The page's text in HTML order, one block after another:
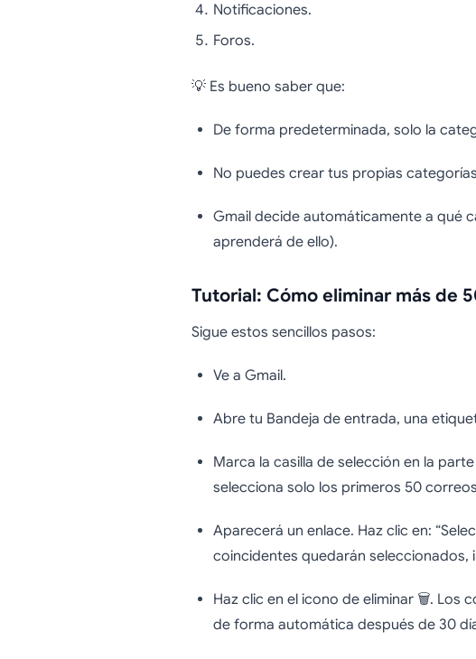
Notificaciones.
Foros.
💡 Es bueno saber que:
De forma predeterminada, solo la
No puedes crear tus propias
Gmail decide automáticamente a qué
aprenderá de ello).
Tutorial: Cómo eliminar más de
Sigue estos sencillos pasos:
Ve a Gmail.
Abre tu Bandeja de entrada, una
Marca la casilla de selección en la
selecciona solo los primeros 50
Aparecerá un enlace. Haz clic en:
coincidentes quedarán seleccionados,
Haz clic en el icono de eliminar 🗑️. Los
de forma automática después de 30